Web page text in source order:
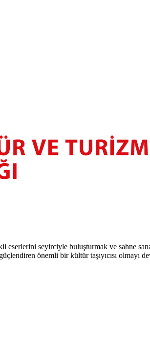
seyirciyle buluşturmak ve sahne
önemli bir kültür taşıyıcısı olmayı